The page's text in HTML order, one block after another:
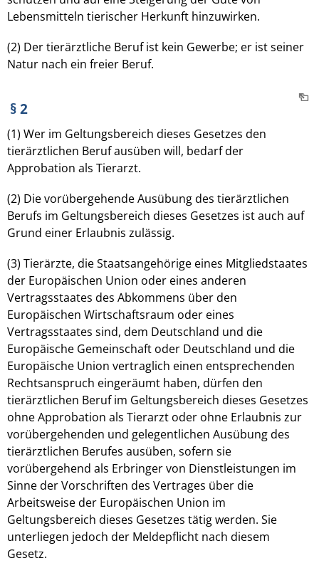
Lebensmitteln tierischer Herkunft hinzuwirken.
(2) Der tierärztliche Beruf ist kein Gewerbe; er ist seiner
Natur nach ein freier Beruf.
§ 2
(1) Wer im Geltungsbereich dieses Gesetzes den
tierärztlichen Beruf ausüben will, bedarf der
Approbation als Tierarzt.
(2) Die vorübergehende Ausübung des tierärztlichen
Berufs im Geltungsbereich dieses Gesetzes ist auch auf
Grund einer Erlaubnis zulässig.
(3) Tierärzte, die Staatsangehörige eines Mitgliedstaates
der Europäischen Union oder eines anderen
Vertragsstaates des Abkommens über den
Europäischen Wirtschaftsraum oder eines
Vertragsstaates sind, dem Deutschland und die
Europäische Gemeinschaft oder Deutschland und die
Europäische Union vertraglich einen entsprechenden
Rechtsanspruch eingeräumt haben, dürfen den
tierärztlichen Beruf im Geltungsbereich dieses Gesetzes
ohne Approbation als Tierarzt oder ohne Erlaubnis zur
vorübergehenden und gelegentlichen Ausübung des
tierärztlichen Berufes ausüben, sofern sie
vorübergehend als Erbringer von Dienstleistungen im
Sinne der Vorschriften des Vertrages über die
Arbeitsweise der Europäischen Union im
Geltungsbereich dieses Gesetzes tätig werden. Sie
unterliegen jedoch der Meldepflicht nach diesem
Gesetz.